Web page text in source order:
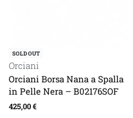
SOLD OUT
Orciani
Orciani Borsa Nana a Spalla
in Pelle Nera – B02176SOF
425,00€